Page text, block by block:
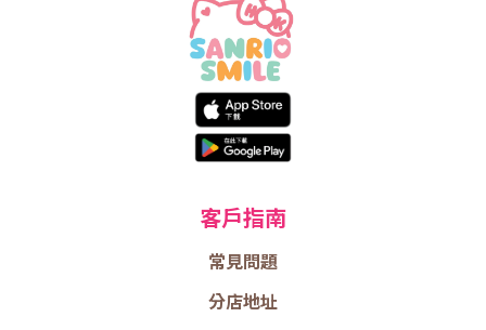
客戶指南
常見問題
分店地址